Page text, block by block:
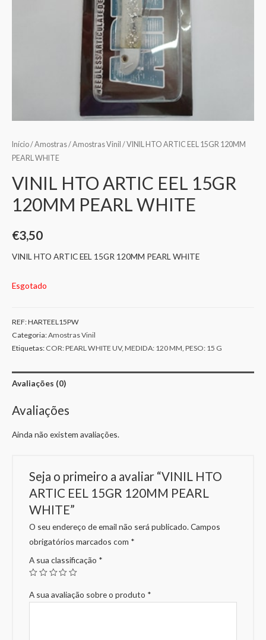
Início/Amostras/Amostras Vinil / VINIL HTO ARTIC EEL 15GR 120MM
PEARL WHITE
VINIL HTO ARTIC EEL 15GR
120MM PEARL WHITE
€3,50
VINIL HTO ARTIC EEL 15GR 120MM PEARL WHITE
Esgotado
REF:HARTEEL15PW
Categoria:Amostras Vinil
Etiquetas: COR: PEARL WHITE UV, MEDIDA: 120 MM PESO: 15 G
Avaliações (0)
Avaliações
Ainda não existem avaliações.
Seja o primeiro a avaliar “VINIL HTO
ARTIC EEL 15GR 120MM PEARL
WHITE”
O seu endereço de email não será publicado. Campos
obrigatórios marcados com *
A sua classificação *
A sua avaliação sobre o produto *